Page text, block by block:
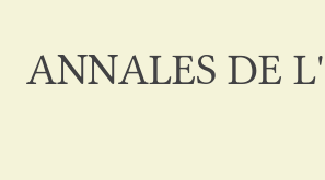
ANNALES DE